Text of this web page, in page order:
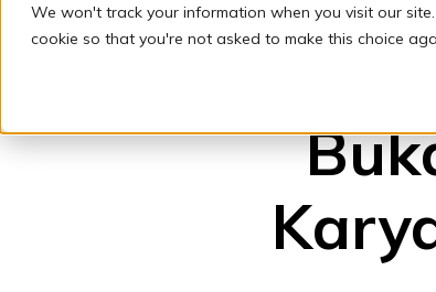
We won't track your information when you visit our
cookie so that you're not asked to make this choice